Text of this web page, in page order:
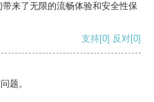
来了无限的流畅体验和安全性保
支持[0] 反对[0]
题。